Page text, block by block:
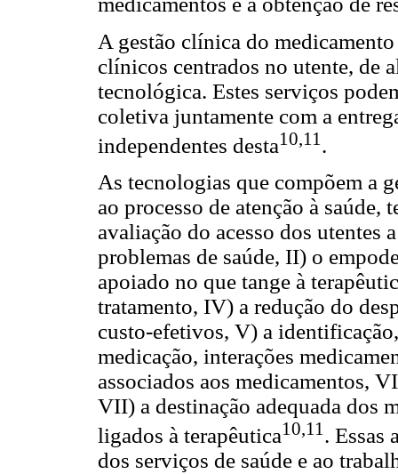
A gestão clínica do
clínicos centrados no utente, de
tecnológica. Estes serviços
coletiva juntamente com a
independentes desta10,11 .
As tecnologias que compõem a
ao processo de atenção à
avaliação do acesso dos utentes
problemas de saúde, II) o
apoiado no que tange à
tratamento, IV) a redução do
custo-efetivos, V) a
medicação, interações
associados aos medicamentos,
VII) a destinação adequada dos
ligados à terapêutica10,11 . Essas
dos serviços de saúde e ao